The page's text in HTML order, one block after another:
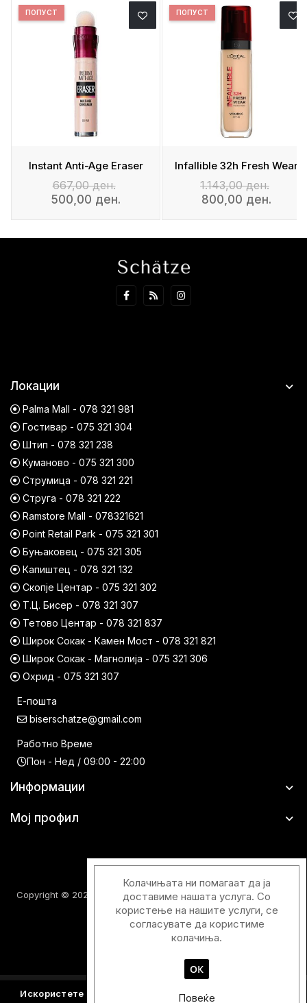
Instant Anti-Age Eraser
ПОПУСТ
667,00 ден.
500,00 ден.
Infallible 32h Fresh Wear
ПОПУСТ
1.143,00 ден.
800,00 ден.
Локации
Palma Mall - 078 321 981
Гостивар - 075 321 304
Штип - 078 321 238
Куманово - 075 321 300
Струмица - 078 321 221
Струга - 078 321 222
Ramstore Mall - 078321621
Point Retail Park - 075 321 301
Буњаковец - 075 321 305
Капиштец - 078 321 132
Скопје Центар - 075 321 302
Т.Ц. Бисер - 078 321 307
Тетово Центар - 078 321 837
Широк Сокак - Камен Мост - 078 321 821
Широк Сокак - Магнолија - 075 321 306
Охрид - 075 321 307
Е-пошта
biserschatze@gmail.com
Работно Време
Пон - Нед / 09:00 - 22:00
Информации
Мој профил
Copyright © 2026 Шатци Парфимерии. Сите права задржани.
Designed & Developed with
Искористете го купонскиот код Y2026
Колачињата ни помагаат да ја
доставиме нашата услуга. Со
користење на нашите услуги, се
согласувате да користиме
колачиња.
ОК
Повеќе